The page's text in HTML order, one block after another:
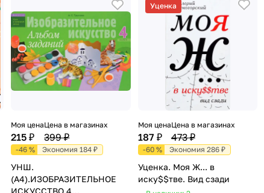
Моя цена
215 ₽
Цена в магазинах
399 ₽
-46 % Экономия 184 ₽
УНШ.
(А4).ИЗОБРАЗИТЕЛЬНОЕ
Уценка
Моя цена
187 ₽
Цена в магазинах
473 ₽
-60 % Экономия 286 ₽
Уценка. Моя Ж... в
иску$$тве. Вид сзади